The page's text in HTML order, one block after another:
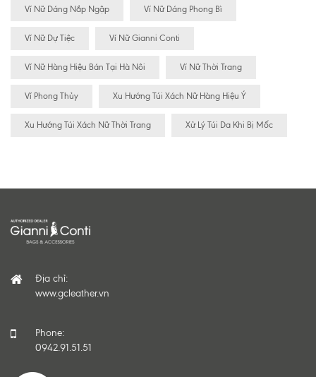
Ví Nữ Dáng Nắp Ngập Ví Nữ Dáng Phong Bì
Ví Nữ Dự Tiệc Ví Nữ Gianni Conti
Ví Nữ Hàng Hiệu Bán Tại Hà Nôi Ví Nữ Thời Trang
Ví Phong Thủy Xu Hướng Túi Xách Nữ Hàng Hiệu Ý
Xu Hướng Túi Xách Nữ Thời Trang Xử Lý Túi Da Khi Bị Mốc
Địa chỉ:
www.gcleather.vn
Phone:
0942.91.51.51